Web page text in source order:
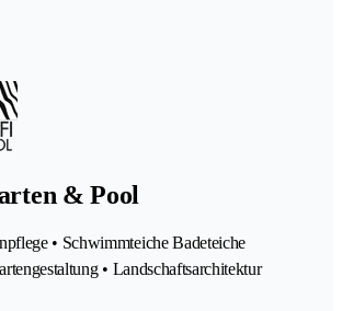
& Pool
• Schwimmteiche Badeteiche
• Landschaftsarchitektur